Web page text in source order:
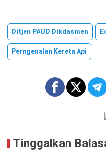
Ditjen PAUD Dikdasmen
Perngenalan Kereta Api
Tinggalkan